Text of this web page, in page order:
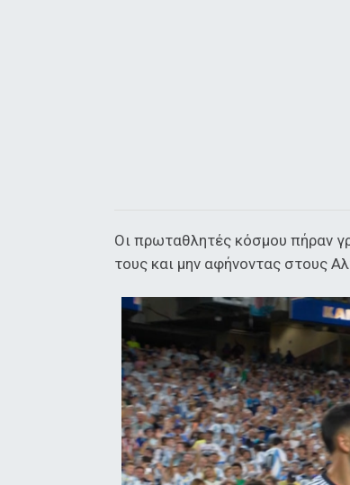
Οι πρωταθλητές κόσμου πήραν
τους και μην αφήνοντας στους